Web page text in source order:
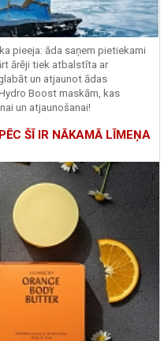
pieeja: āda saņem pietiekami
ārēji tiek atbalstīta ar
un atjaunot ādas
Boost maskām, kas
un atjaunošanai!
ŠĪ IR NĀKAMĀ LĪMEŅA